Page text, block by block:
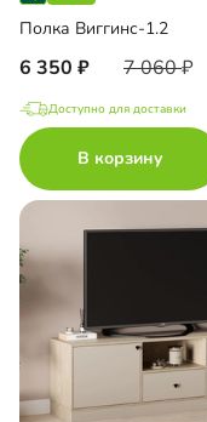
Полка Виггинс-1.2
6 350 7 060
Доступно для доставки
В корзину